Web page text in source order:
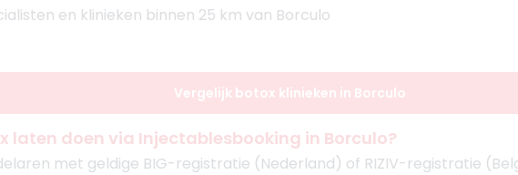
en klinieken binnen 25 km van Borculo
Vergelijk botox klinieken in Borculo
laten doen via Injectablesbooking in Borculo?
met geldige BIG-registratie (Nederland) of RIZIV-registratie